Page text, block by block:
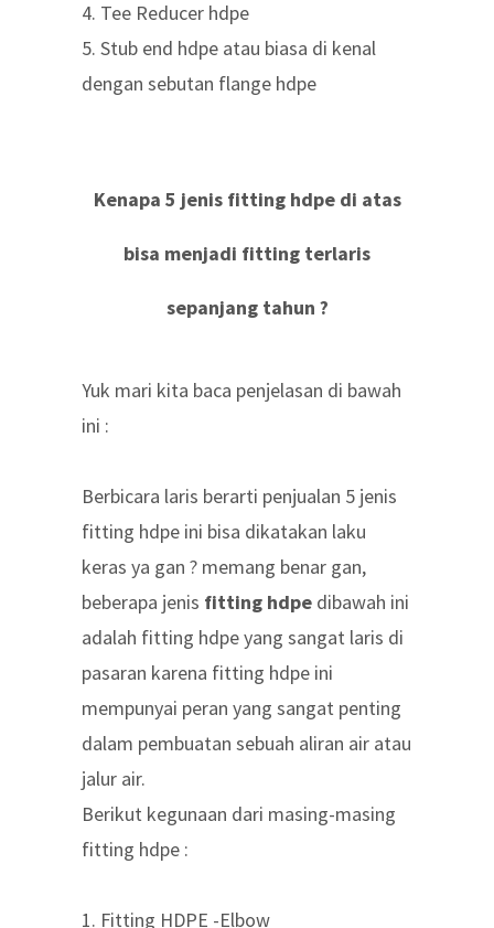
4. Tee Reducer hdpe
5. Stub end hdpe atau biasa di kenal
dengan sebutan flange hdpe
Kenapa 5 jenis fitting hdpe di atas
bisa menjadi fitting terlaris
sepanjang tahun ?
Yuk mari kita baca penjelasan di bawah
ini :
Berbicara laris berarti penjualan 5 jenis
fitting hdpe ini bisa dikatakan laku
keras ya gan ? memang benar gan,
beberapa jenis fitting hdpe dibawah ini
adalah fitting hdpe yang sangat laris di
pasaran karena fitting hdpe ini
mempunyai peran yang sangat penting
dalam pembuatan sebuah aliran air atau
jalur air.
Berikut kegunaan dari masing-masing
fitting hdpe :
1. Fitting HDPE -Elbow